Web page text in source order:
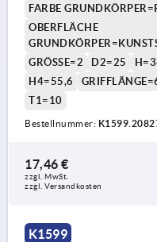
FARBE
OBERFLÄCHE
GRÖSSE=2
D2=25
H4=55,6
T1=10
Bestellnummer:
17,46 €
zzgl. MwSt.
zzgl. Versandkosten
K1599